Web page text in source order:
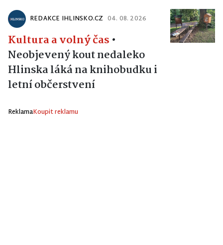
REDAKCE IHLINSKO.CZ 04. 08. 2026
Kultura a volný čas •
Neobjevený kout nedaleko
Hlinska láká na knihobudku i
letní občerstvení
ReklamaKoupit reklamu